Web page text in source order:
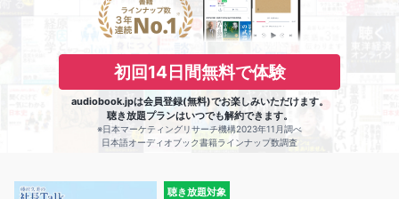
初回14日間無料で体験
audiobook.jpは会員登録(無料)でお楽しみいただけます。
聴き放題プランはいつでも解約できます。
※日本マーケティングリサーチ機構2023年11月調べ
日本語オーディオブック書籍ラインナップ数調査
聴き放題対象